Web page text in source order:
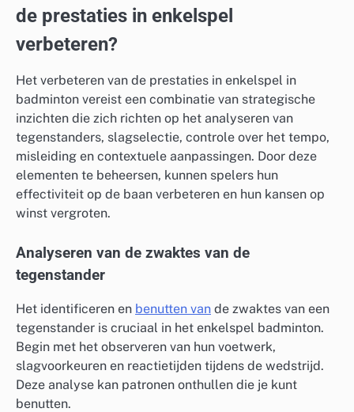
de prestaties in enkelspel
verbeteren?
Het verbeteren van de prestaties in enkelspel in
badminton vereist een combinatie van strategische
inzichten die zich richten op het analyseren van
tegenstanders, slagselectie, controle over het tempo,
misleiding en contextuele aanpassingen. Door deze
elementen te beheersen, kunnen spelers hun
effectiviteit op de baan verbeteren en hun kansen op
winst vergroten.
Analyseren van de zwaktes van de
tegenstander
Het identificeren en benutten van de zwaktes van een
tegenstander is cruciaal in het enkelspel badminton.
Begin met het observeren van hun voetwerk,
slagvoorkeuren en reactietijden tijdens de wedstrijd.
Deze analyse kan patronen onthullen die je kunt
benutten.